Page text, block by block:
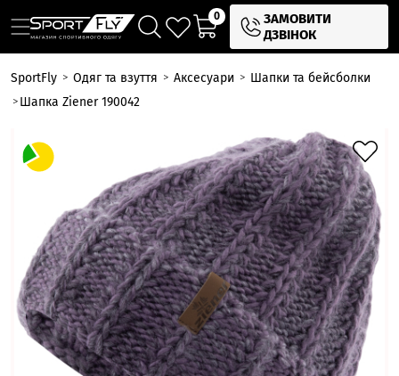
0
ЗАМОВИТИ
ДЗВІНОК
SportFly Одяг та взуття Аксесуари
Шапки та бейсболки
Шапка Ziener 190042